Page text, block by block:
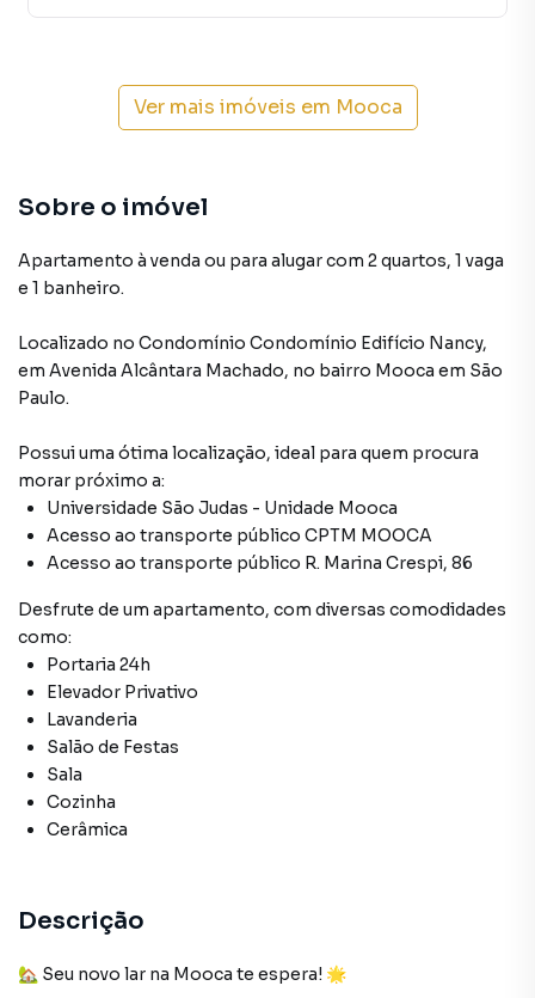
Ver mais imóveis em Mooca
Sobre o imóvel
Apartamento à venda ou para alugar com 2 quartos, 1 vaga
e 1 banheiro.
Localizado no Condomínio Condomínio Edifício Nancy,
em Avenida Alcântara Machado, no bairro Mooca em São
Paulo.
Possui uma ótima localização, ideal para quem procura
morar próximo a:
Universidade São Judas - Unidade Mooca
Acesso ao transporte público CPTM MOOCA
Acesso ao transporte público R. Marina Crespi, 86
Desfrute de um apartamento, com diversas comodidades
como:
Portaria 24h
Elevador Privativo
Lavanderia
Salão de Festas
Sala
Cozinha
Cerâmica
Descrição
🏡 Seu novo lar na Mooca te espera! 🌟